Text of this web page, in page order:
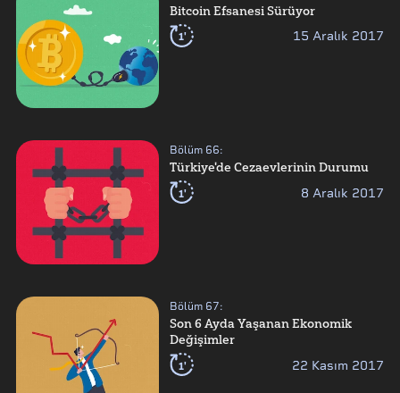
Bitcoin Efsanesi Sürüyor
1' 15 Aralık 2017
Bölüm 66:
Türkiye'de Cezaevlerinin Durumu
1' 8 Aralık 2017
Bölüm 67:
Son 6 Ayda Yaşanan Ekonomik
Değişimler
1' 22 Kasım 2017